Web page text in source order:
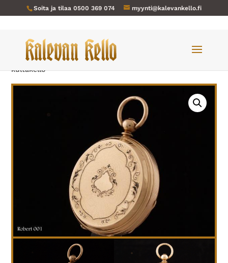
Soita ja tilaa 0500 369 074 myynti@kalevankello.fi
Verkkokauppa/Taskukellot/ Robert-001 Geneve
kultakello